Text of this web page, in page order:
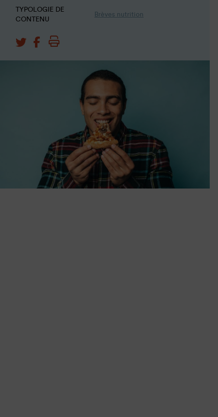
TYPOLOGIE DE
CONTENU
Brèves nutrition